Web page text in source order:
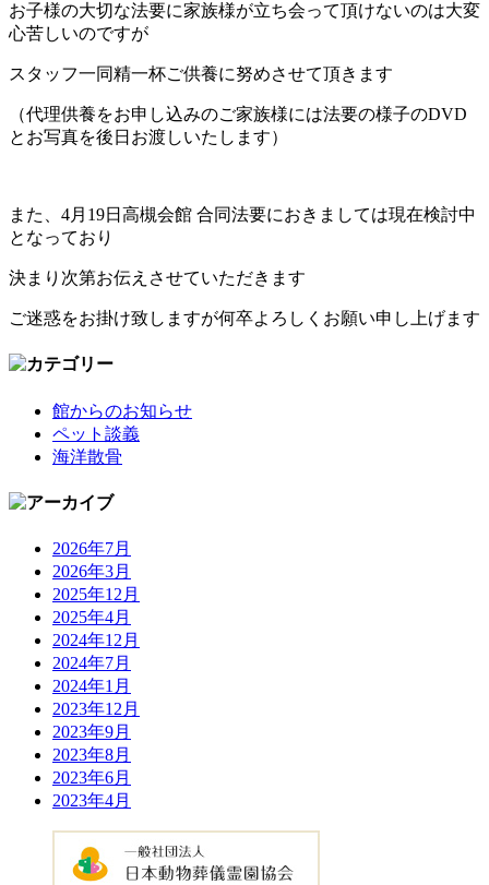
お子様の大切な法要に家族様が立ち会って頂けないのは大変
心苦しいのですが
スタッフ一同精一杯ご供養に努めさせて頂きます
（代理供養をお申し込みのご家族様には法要の様子のDVD
とお写真を後日お渡しいたします）
また、4月19日高槻会館 合同法要におきましては現在検討中
となっており
決まり次第お伝えさせていただきます
ご迷惑をお掛け致しますが何卒よろしくお願い申し上げます
館からのお知らせ
ペット談義
海洋散骨
2026年7月
2026年3月
2025年12月
2025年4月
2024年12月
2024年7月
2024年1月
2023年12月
2023年9月
2023年8月
2023年6月
2023年4月